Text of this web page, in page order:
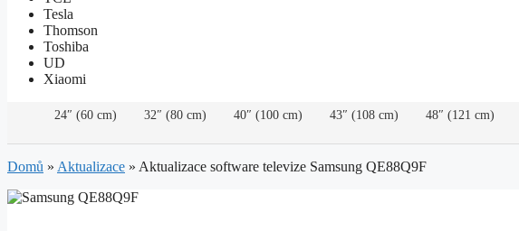
Tesla
Thomson
Toshiba
UD
Xiaomi
24″ (60 cm) 32″ (80 cm) 40″ (100 cm) 43″ (108 cm) 48″ (121 cm)
Domů » Aktualizace » Aktualizace software televize Samsung QE88Q9F